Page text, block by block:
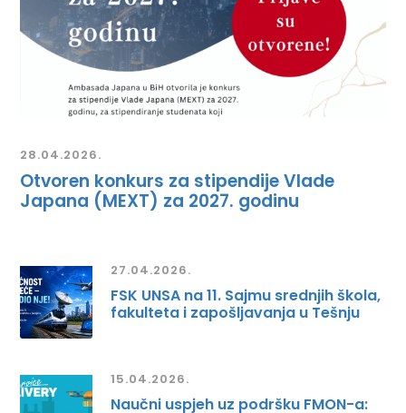
28.04.2026.
Otvoren konkurs za stipendije Vlade
Japana (MEXT) za 2027. godinu
27.04.2026.
FSK UNSA na 11. Sajmu srednjih škola,
fakulteta i zapošljavanja u Tešnju
15.04.2026.
Naučni uspjeh uz podršku FMON-a: